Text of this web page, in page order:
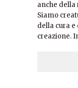
anche della
Siamo
della cura
creazione.